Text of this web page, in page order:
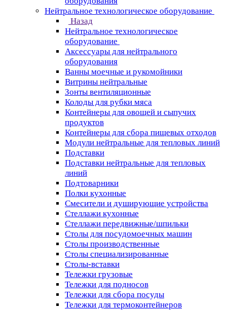
Нейтральное технологическое оборудование
Назад
Нейтральное технологическое
оборудование
Аксессуары для нейтрального
оборудования
Ванны моечные и рукомойники
Витрины нейтральные
Зонты вентиляционные
Колоды для рубки мяса
Контейнеры для овощей и сыпучих
продуктов
Контейнеры для сбора пищевых отходов
Модули нейтральные для тепловых линий
Подставки
Подставки нейтральные для тепловых
линий
Подтоварники
Полки кухонные
Смесители и душирующие устройства
Стеллажи кухонные
Стеллажи передвижные/шпильки
Столы для посудомоечных машин
Столы производственные
Столы специализированные
Столы-вставки
Тележки грузовые
Тележки для подносов
Тележки для сбора посуды
Тележки для термоконтейнеров